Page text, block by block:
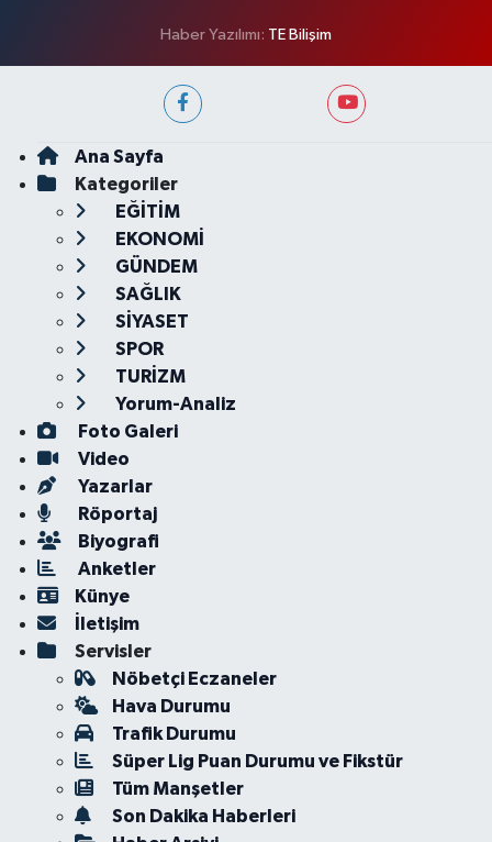
Haber Yazılımı: TE Bilişim
Ana Sayfa
Kategoriler
EĞİTİM
EKONOMİ
GÜNDEM
SAĞLIK
SİYASET
SPOR
TURİZM
Yorum-Analiz
Foto Galeri
Video
Yazarlar
Röportaj
Biyografi
Anketler
Künye
İletişim
Servisler
Nöbetçi Eczaneler
Hava Durumu
Trafik Durumu
Süper Lig Puan Durumu ve Fikstür
Tüm Manşetler
Son Dakika Haberleri